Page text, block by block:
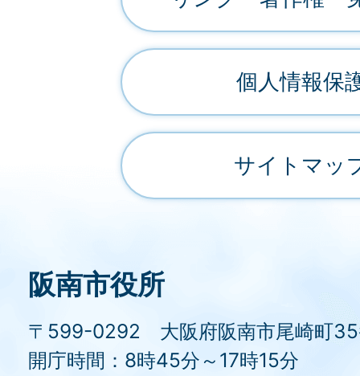
個人情報保
サイトマッ
阪南市役所
〒599-0292 大阪府阪南市尾崎町35
開庁時間：8時45分～17時15分